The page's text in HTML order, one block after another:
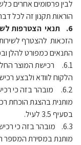
לבין פרסומים אחרים
הוראות תקנון זה לכל דבר
6. תנאי הצטרפות לשירות התיקונים
הזכאות להצטרף
התנאים כמפורט להלן
הלקוח לוודא ולבצע
6.2. מובהר בזה כי
מותנית בהצגת הוכחת
בסעיף 3.5 לעיל.
6.3. מובהר בזה כי
מותנת במסירת המספר